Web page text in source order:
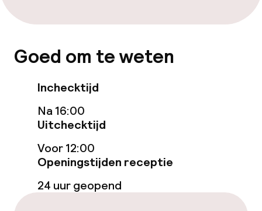
Vrijgezellenfeesten of andere feesten
Goed om te weten
Inchecktijd
Na 16:00
Uitchecktijd
Voor 12:00
Openingstijden receptie
24 uur geopend